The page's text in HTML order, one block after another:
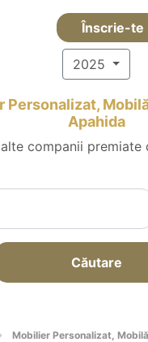
Înscrie-te
2025
Personalizat,
Apahida
companii premiate
Căutare
Mobilier Personalizat,